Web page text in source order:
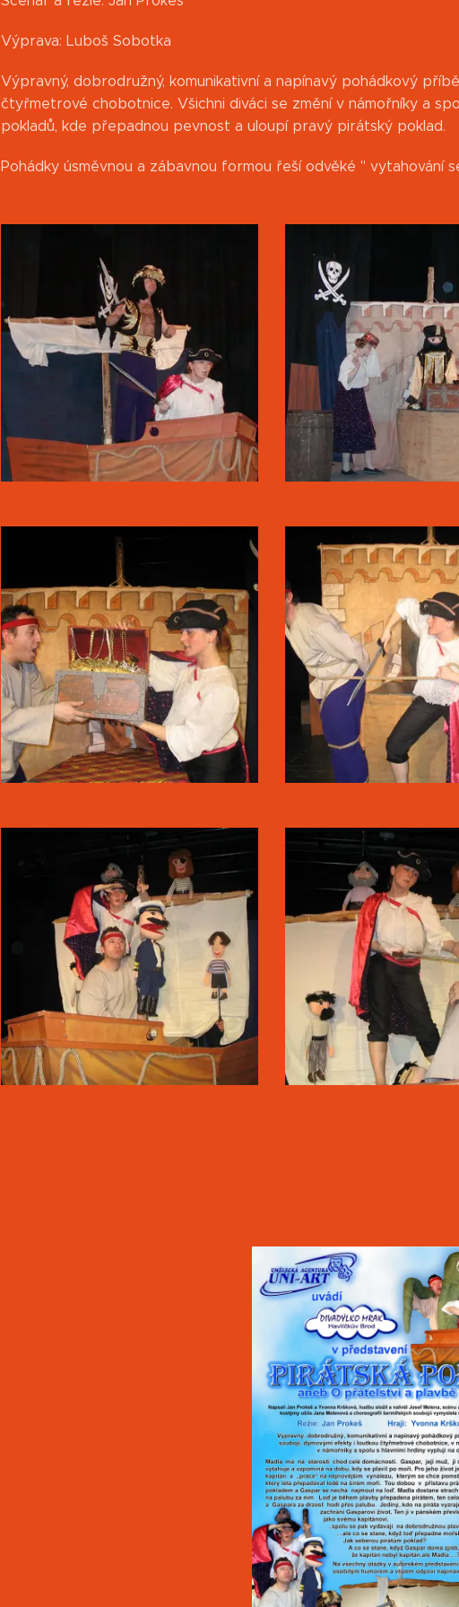
Výprava: Luboš Sobotka
Výpravný, dobrodružný, komunikativní a napínavý pohádkový
čtyřmetrové chobotnice. Všichni diváci se změní v námořníky a
pokladů, kde přepadnou pevnost a uloupí pravý pirátský poklad.
Pohádky úsměvnou a zábavnou formou řeší odvěké " vytahování